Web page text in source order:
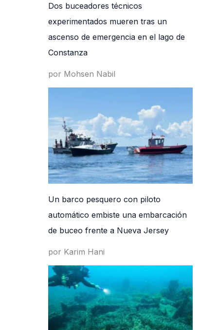
Dos buceadores técnicos
experimentados mueren tras un
ascenso de emergencia en el lago de
Constanza
por Mohsen Nabil
Un barco pesquero con piloto
automático embiste una embarcación
de buceo frente a Nueva Jersey
por Karim Hani